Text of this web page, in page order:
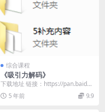
综合课程
《吸引力解码》
下载地址 链接：https://pan.baidu.
com/s/1FM53wcN...
5 年前 9.9